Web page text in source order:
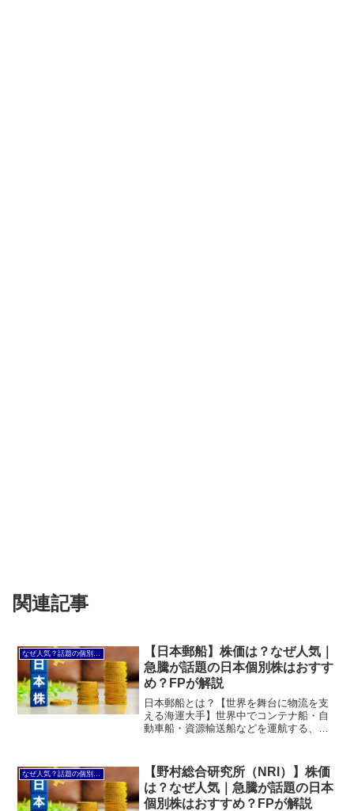
関連記事
なぜ人気？話題の個別株を解説
【日本郵船】株価は？なぜ人気｜
急騰が話題の日本個別株はおすす
め？FPが解説
日本郵船とは？【世界を舞台に物流を支
える海運大手】世界中でコンテナ船・自
動車船・資源輸送船などを運航する、日
資源価格や物流需要の拡大、高配当銘柄
としても注目される日本株...
【野村総合研究所（NRI）】株価
は？なぜ人気｜急騰が話題の日本
個別株はおすすめ？FPが解説